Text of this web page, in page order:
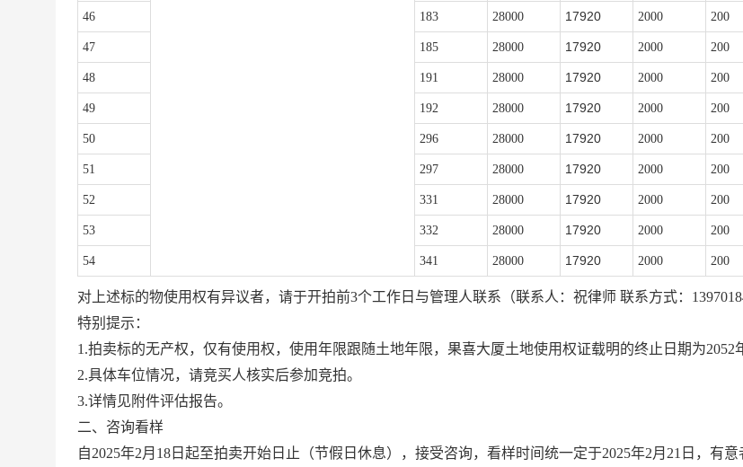
46 183 28000 17920 2000 200
47 185 28000 17920 2000 200
48 191 28000 17920 2000 200
49 192 28000 17920 2000 200
50 296 28000 17920 2000 200
51 297 28000 17920 2000 200
52 331 28000 17920 2000 200
53 332 28000 17920 2000 200
54 341 28000 17920 2000 200
对上述标的物使用权有异议者，请于开拍前3个工作日与管理人联系（联系人：祝律师 联系方式：
特别提示：
1.拍卖标的无产权，仅有使用权，使用年限跟随土地年限，果喜大厦土地使用权证载明的终止日期为2052
2.具体车位情况，请竞买人核实后参加竞拍。
3.详情见附件评估报告。
二、咨询看样
自2025年2月18日起至拍卖开始日止（节假日休息），接受咨询，看样时间统一定于2025年2月21日，有